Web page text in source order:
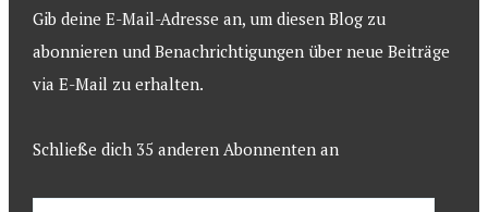
Gib deine E-Mail-Adresse an, um diesen Blog zu
abonnieren und Benachrichtigungen über neue Beiträge
via E-Mail zu erhalten.
Schließe dich 35 anderen Abonnenten an